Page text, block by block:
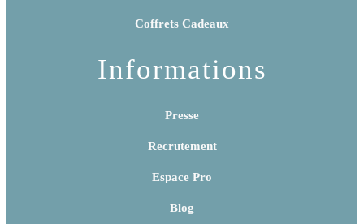
Coffrets Cadeaux
Informations
Presse
Recrutement
Espace Pro
Blog